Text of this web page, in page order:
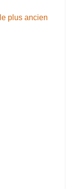
plus ancien